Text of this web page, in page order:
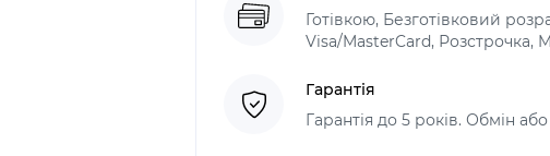
Готівкою, Безготівковий
Visa/MasterCard, Розстрочка,
Гарантія
Гарантія до 5 років. Обмін